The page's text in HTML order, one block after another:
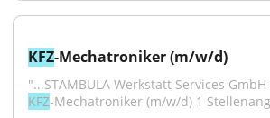
KFZ-Mechatroniker (m/w/d)
"...STAMBULA Werkstatt Services GmbH
KFZ-Mechatroniker (m/w/d) 1